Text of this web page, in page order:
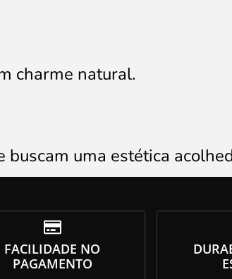
charme natural.
uma estética
FACILIDADE NO
PAGAMENTO